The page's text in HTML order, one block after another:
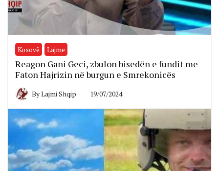
Kosovë Lajme
Reagon Gani Geci, zbulon bisedën e fundit me
Faton Hajrizin në burgun e Smrekonicës
ByLajmi Shqip 19/07/2024